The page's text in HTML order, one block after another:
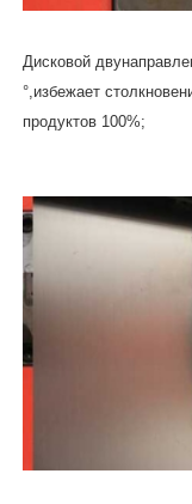
Дисковой
°,избежает
продуктов 100%;